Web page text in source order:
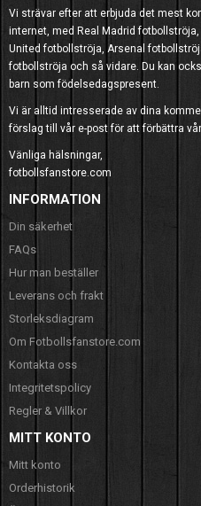
Vi strävar efter att erbjuda det mest
internet, med Real Madrid
United fotbollströja, Arsenal
fotbollströja och så vidare. Du kan
barn som födelsedagspresent.
Vi är alltid intresserade av dina
förslag till vår e-post för att förbättra
Vänliga hälsningar,
fotbollsfanstore.com
INFORMATION
Din säkerhet
FAQs
Hur man beställer
Leverans och frakt
Storleksdiagram
Om Fotbollsfanstore.com
Kontakta oss
Integritetspolicy
Regler & Villkor
MITT KONTO
Mitt konto
Orderhistorik